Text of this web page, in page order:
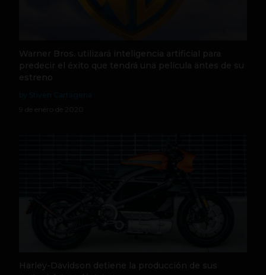
Warner Bros. utilizará inteligencia artificial para
predecir el éxito que tendrá una película antes de su
estreno
9 de enero de 2020
Harley-Davidson detiene la producción de sus